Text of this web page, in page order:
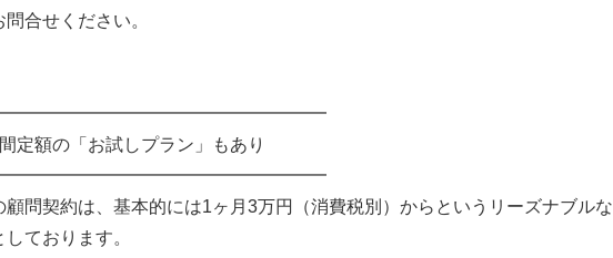
合せください。
定額の「お試しプラン」もあり
顧問契約は、基本的には1ヶ月3万円（消費税別）からというリーズナブルな
ております。